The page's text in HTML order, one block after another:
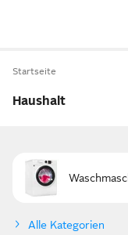
Startseite
Haushalt
Alle Kategorien